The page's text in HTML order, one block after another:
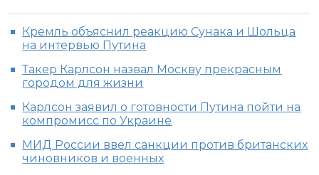
Кремль объяснил реакцию Сунака и Шольца
на интервью Путина
Такер Карлсон назвал Москву прекрасным
городом для жизни
Карлсон заявил о готовности Путина пойти на
компромисс по Украине
МИД России ввел санкции против британских
чиновников и военных